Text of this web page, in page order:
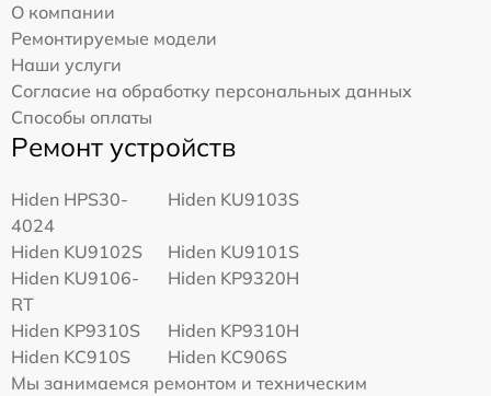
О компании
Ремонтируемые модели
Наши услуги
Согласие на обработку персональных данных
Способы оплаты
Ремонт устройств
Hiden HPS30-
4024
Hiden KU9103S
Hiden KU9102S
Hiden KU9101S
Hiden KU9106-
RT
Hiden KP9320H
Hiden KP9310S
Hiden KP9310H
Hiden KC910S
Hiden KC906S
Мы занимаемся ремонтом и техническим